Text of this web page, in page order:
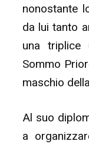
nonostante
da lui tanto
una triplice
Sommo
maschio
Al suo
a